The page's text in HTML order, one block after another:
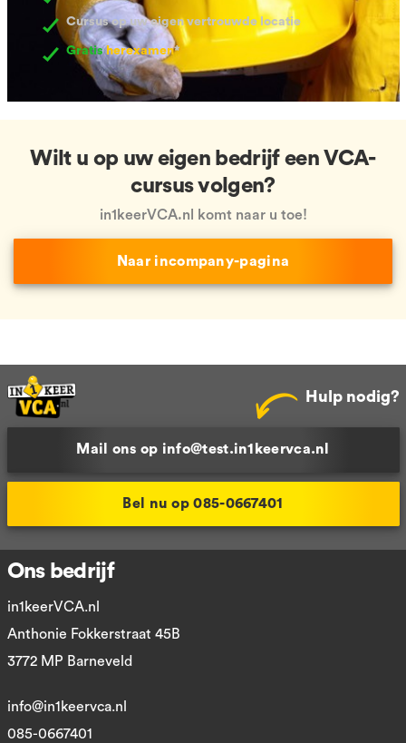
Cursus op uw eigen vertrouwde locatie
Gratis herexamen*
Wilt u op uw eigen bedrijf een VCA-
cursus volgen?
in1keerVCA.nl komt naar u toe!
Naar incompany-pagina
Hulp nodig?
Mail ons op info@test.in1keervca.nl
Bel nu op 085-0667401
Ons bedrijf
in1keerVCA.nl
Anthonie Fokkerstraat 45B
3772 MP Barneveld
info@in1keervca.nl
085-0667401